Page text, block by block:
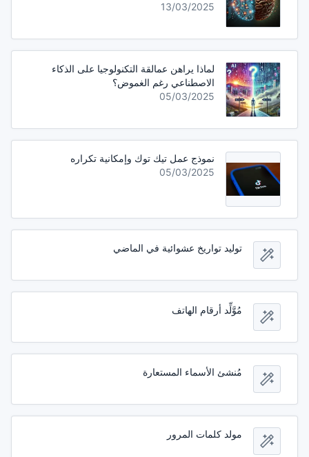
13/03/2025
لماذا يراهن عمالقة التكنولوجيا على الذكاء
الاصطناعي رغم الغموض؟
05/03/2025
نموذج عمل تيك توك وإمكانية تكراره
05/03/2025
توليد تواريخ عشوائية في الماضي
مُوَّلِّد أرقام الهاتف
مُنشئ الأسماء المستعارة
مولد كلمات المرور